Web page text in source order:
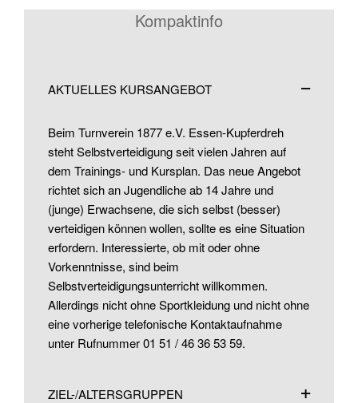
Kompaktinfo
AKTUELLES KURSANGEBOT
Beim Turnverein 1877 e.V. Essen-Kupferdreh
steht Selbstverteidigung seit vielen Jahren auf
dem Trainings- und Kursplan. Das neue Angebot
richtet sich an Jugendliche ab 14 Jahre und
(junge) Erwachsene, die sich selbst (besser)
verteidigen können wollen, sollte es eine Situation
erfordern. Interessierte, ob mit oder ohne
Vorkenntnisse, sind beim
Selbstverteidigungsunterricht willkommen.
Allerdings nicht ohne Sportkleidung und nicht ohne
eine vorherige telefonische Kontaktaufnahme
unter Rufnummer 01 51 / 46 36 53 59.
ZIEL-/ALTERSGRUPPEN